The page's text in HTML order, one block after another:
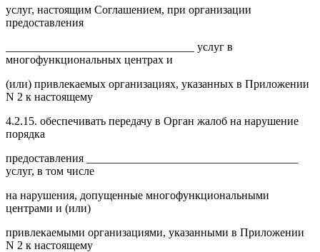
услуг, настоящим Соглашением, при организации
предоставления
_________________________________ услуг в
многофункциональных центрах и
(или) привлекаемых организациях, указанных в Приложении
N 2 к настоящему
4.2.15. обеспечивать передачу в Орган жалоб на нарушение
порядка
предоставления _____________________________________
услуг, в том числе
на нарушения, допущенные многофункциональными
центрами и (или)
привлекаемыми организациями, указанными в Приложении
N 2 к настоящему